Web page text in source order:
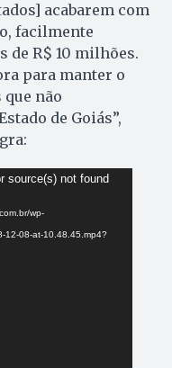
acabarem com
facilmente
de R$ 10 milhões.
para manter o
que não
de Goiás”,
source(s) not found
wp-
12-08-at-10.48.45.mp4?